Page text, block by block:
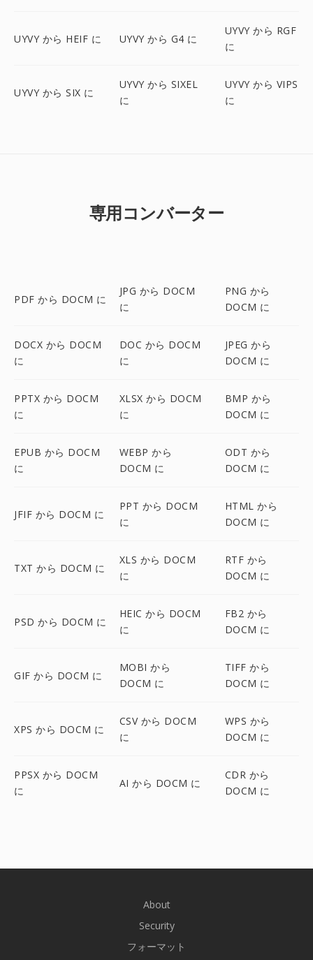
UYVY から HEIF に UYVY から G4 に
UYVY から RGF
に
UYVY から SIX に
UYVY から SIXEL
に
UYVY から VIPS
に
専用コンバーター
PDF から DOCM に
JPG から DOCM
に
PNG から
DOCM に
DOCX から DOCM
に
DOC から DOCM
に
JPEG から
DOCM に
PPTX から DOCM
に
XLSX から DOCM
に
BMP から
DOCM に
EPUB から DOCM
に
WEBP から
DOCM に
ODT から
DOCM に
JFIF から DOCM に
PPT から DOCM
に
HTML から
DOCM に
TXT から DOCM に
XLS から DOCM
に
RTF から
DOCM に
PSD から DOCM に
HEIC から DOCM
に
FB2 から
DOCM に
GIF から DOCM に
MOBI から
DOCM に
TIFF から
DOCM に
XPS から DOCM に
CSV から DOCM
に
WPS から
DOCM に
PPSX から DOCM
に
AI から DOCM に
CDR から
DOCM に
About
Security
フォーマット